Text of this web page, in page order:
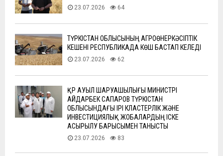
23.07.2026 64
ТҮРКІСТАН ОБЛЫСЫНЫҢ АГРОӨНЕРКӘСІПТІК
КЕШЕНІ РЕСПУБЛИКАДА КӨШ БАСТАП КЕЛЕДІ
23.07.2026 62
ҚР АУЫЛ ШАРУАШЫЛЫҒЫ МИНИСТРІ
АЙДАРБЕК САПАРОВ ТҮРКІСТАН
ОБЛЫСЫНДАҒЫ ІРІ КЛАСТЕРЛІК ЖӘНЕ
ИНВЕСТИЦИЯЛЫҚ ЖОБАЛАРДЫҢ ІСКЕ
АСЫРЫЛУ БАРЫСЫМЕН ТАНЫСТЫ
23.07.2026 83